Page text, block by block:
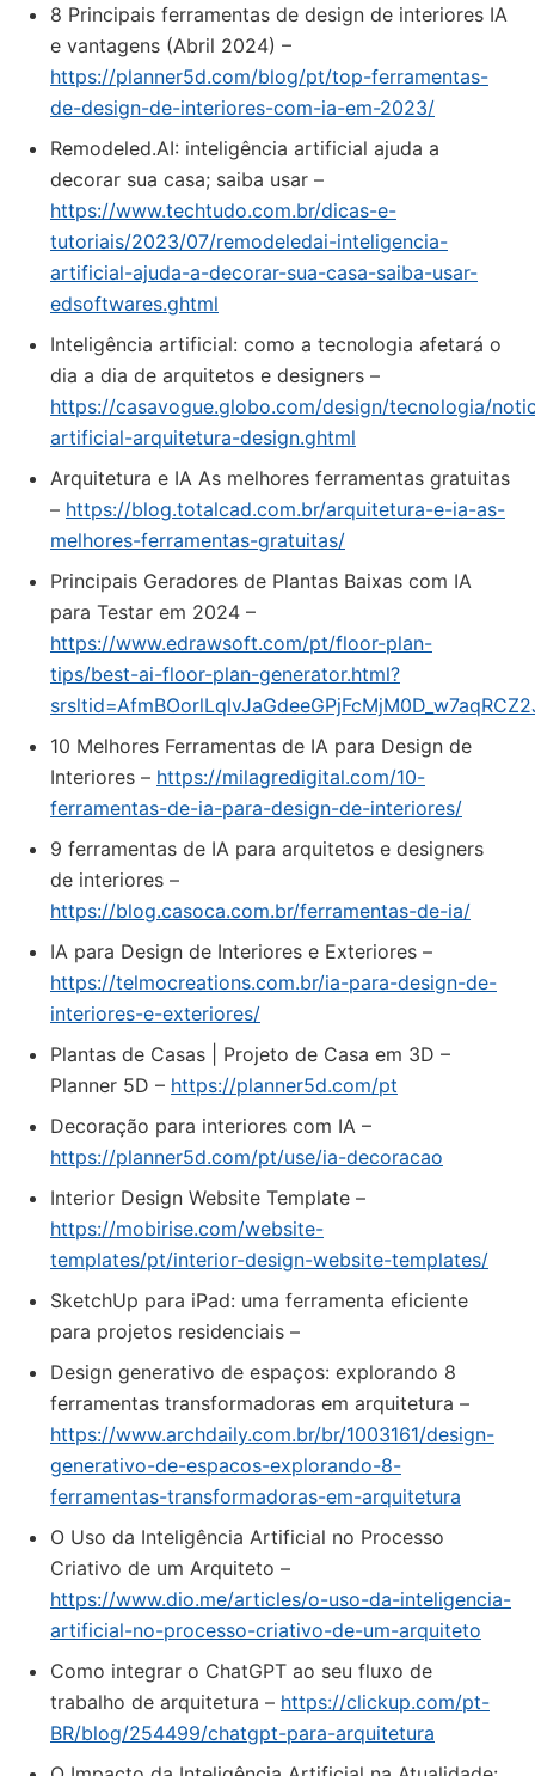
8 Principais ferramentas de design de interiores IA
e vantagens (Abril 2024) –
https://planner5d.com/blog/pt/top-ferramentas-
de-design-de-interiores-com-ia-em-2023/
Remodeled.AI: inteligência artificial ajuda a
decorar sua casa; saiba usar –
https://www.techtudo.com.br/dicas-e-
tutoriais/2023/07/remodeledai-inteligencia-
artificial-ajuda-a-decorar-sua-casa-saiba-usar-
edsoftwares.ghtml
Inteligência artificial: como a tecnologia afetará o
dia a dia de arquitetos e designers –
https://casavogue.globo.com/design/tecnologia/
artificial-arquitetura-design.ghtml
Arquitetura e IA As melhores ferramentas gratuitas
– https://blog.totalcad.com.br/arquitetura-e-ia-as-
melhores-ferramentas-gratuitas/
Principais Geradores de Plantas Baixas com IA
para Testar em 2024 –
https://www.edrawsoft.com/pt/floor-plan-
tips/best-ai-floor-plan-generator.html?
10 Melhores Ferramentas de IA para Design de
Interiores – https://milagredigital.com/10-
ferramentas-de-ia-para-design-de-interiores/
9 ferramentas de IA para arquitetos e designers
de interiores –
https://blog.casoca.com.br/ferramentas-de-ia/
IA para Design de Interiores e Exteriores –
https://telmocreations.com.br/ia-para-design-de-
interiores-e-exteriores/
Plantas de Casas | Projeto de Casa em 3D –
Planner 5D – https://planner5d.com/pt
Decoração para interiores com IA –
https://planner5d.com/pt/use/ia-decoracao
Interior Design Website Template –
https://mobirise.com/website-
templates/pt/interior-design-website-templates/
SketchUp para iPad: uma ferramenta eficiente
para projetos residenciais –
Design generativo de espaços: explorando 8
ferramentas transformadoras em arquitetura –
https://www.archdaily.com.br/br/1003161/design-
generativo-de-espacos-explorando-8-
ferramentas-transformadoras-em-arquitetura
O Uso da Inteligência Artificial no Processo
Criativo de um Arquiteto –
https://www.dio.me/articles/o-uso-da-inteligencia-
artificial-no-processo-criativo-de-um-arquiteto
Como integrar o ChatGPT ao seu fluxo de
trabalho de arquitetura – https://clickup.com/pt-
BR/blog/254499/chatgpt-para-arquitetura